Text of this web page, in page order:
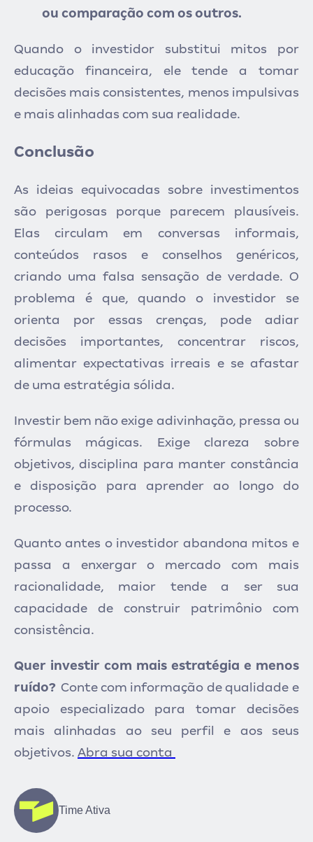
ou comparação com os outros.
Quando o investidor substitui mitos por
educação financeira, ele tende a tomar
decisões mais consistentes, menos impulsivas
e mais alinhadas com sua realidade.
Conclusão
As ideias equivocadas sobre investimentos
são perigosas porque parecem plausíveis.
Elas circulam em conversas informais,
conteúdos rasos e conselhos genéricos,
criando uma falsa sensação de verdade. O
problema é que, quando o investidor se
orienta por essas crenças, pode adiar
decisões importantes, concentrar riscos,
alimentar expectativas irreais e se afastar
de uma estratégia sólida.
Investir bem não exige adivinhação, pressa ou
fórmulas mágicas. Exige clareza sobre
objetivos, disciplina para manter constância
e disposição para aprender ao longo do
processo.
Quanto antes o investidor abandona mitos e
passa a enxergar o mercado com mais
racionalidade, maior tende a ser sua
capacidade de construir patrimônio com
consistência.
Quer investir com mais estratégia e menos
ruído? Conte com informação dequalidade e
apoio especializado para tomar decisões
mais alinhadas ao seu perfil e aos seus
objetivos. Abra sua conta
Time Ativa